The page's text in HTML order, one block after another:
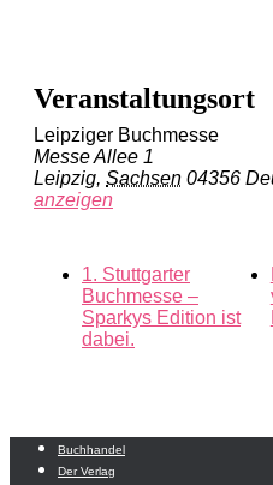
Veranstaltungsort
Leipziger Buchmesse
Messe Allee 1
Leipzig, Sachsen 04356
anzeigen
1. Stuttgarter
Buchmesse –
Sparkys Edition ist
dabei.
Buchhandel
Der Verlag